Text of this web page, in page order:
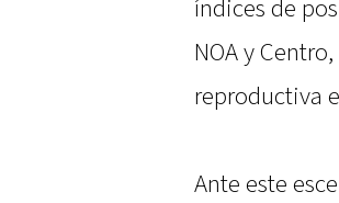
índices de
NOA y
reproductiva
Ante este